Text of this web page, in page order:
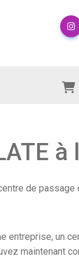
à
de passage
entreprise, un
maintenant